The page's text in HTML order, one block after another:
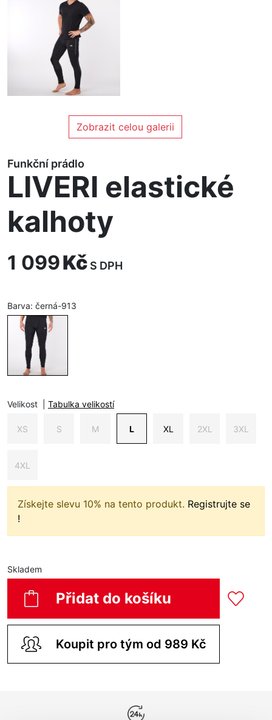
Zobrazit celou galerii
Funkční prádlo
LIVERI elastické
kalhoty
1 099Kč S DPH
Barva: černá-913
Velikost Tabulka velikostí
XS S M L XL 2XL 3XL
4XL
Získejte slevu 10% na tento produkt. Registrujte se
!
Skladem
Přidat do košíku
Koupit pro tým od 989 Kč